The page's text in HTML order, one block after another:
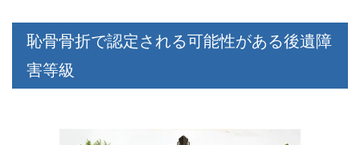
恥骨骨折で認定される可能性がある後遺障
害等級